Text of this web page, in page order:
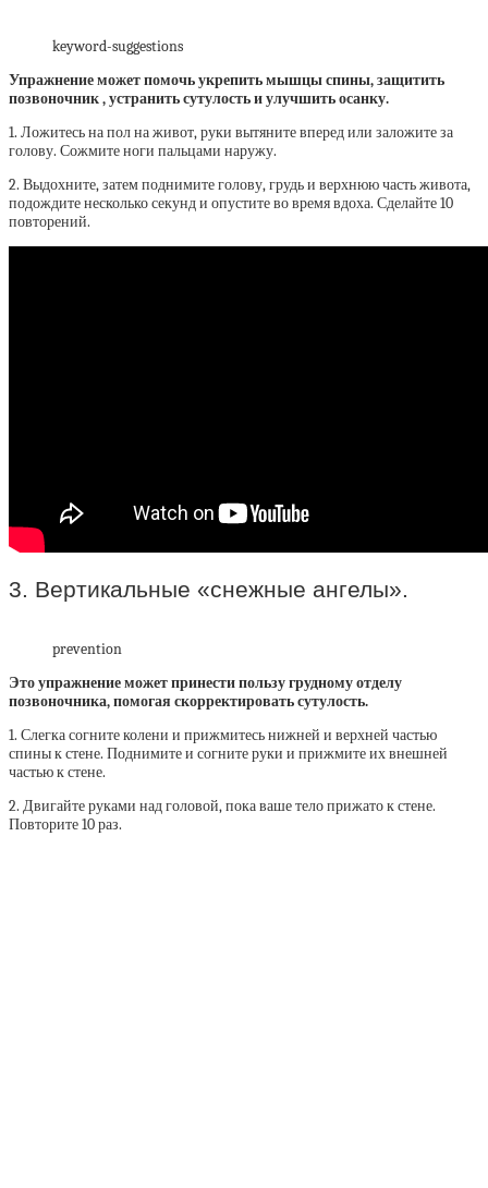
keyword-suggestions
Упражнение может помочь укрепить мышцы спины, защитить
позвоночник , устранить сутулость и улучшить осанку.
1. Ложитесь на пол на живот, руки вытяните вперед или заложите за
голову. Сожмите ноги пальцами наружу.
2. Выдохните, затем поднимите голову, грудь и верхнюю часть живота,
подождите несколько секунд и опустите во время вдоха. Сделайте 10
повторений.
3. Вертикальные «снежные ангелы».
prevention
Это упражнение может принести пользу грудному отделу
позвоночника, помогая скорректировать сутулость.
1. Слегка согните колени и прижмитесь нижней и верхней частью
спины к стене. Поднимите и согните руки и прижмите их внешней
частью к стене.
2. Двигайте руками над головой, пока ваше тело прижато к стене.
Повторите 10 раз.